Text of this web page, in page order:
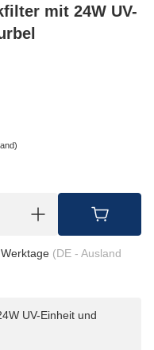
mit 24W UV-
(DE - Ausland
UV-Einheit und